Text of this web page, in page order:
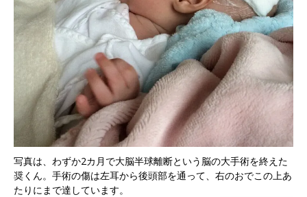
写真は、わずか2カ月で大脳半球離断という脳の大手術を終えた
奨くん。手術の傷は左耳から後頭部を通って、右のおでこの上あ
たりにまで達しています。